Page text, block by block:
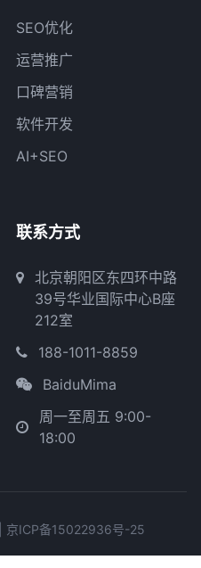
SEO优化
运营推广
口碑营销
软件开发
AI+SEO
联系方式
北京朝阳区东四环中路
39号华业国际中心B座
212室
188-1011-8859
BaiduMima
周一至周五 9:00-
18:00
京ICP备15022936号-25